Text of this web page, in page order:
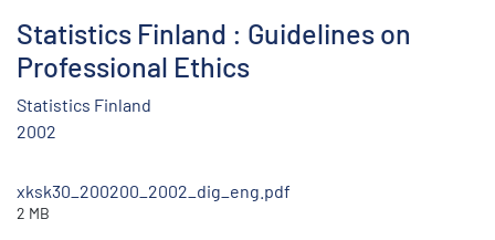
Statistics Finland : Guidelines on
Professional Ethics
Statistics Finland
2002
xksk30_200200_2002_dig_eng.pdf
2 MB